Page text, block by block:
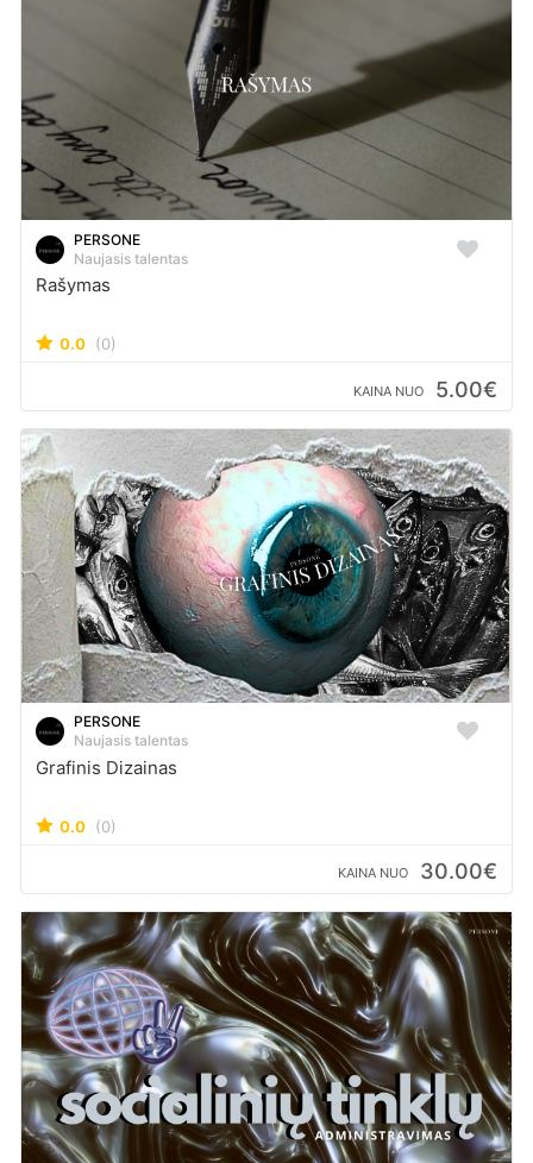
PERSONE
Naujasis talentas
Rašymas
0.0 (0)
KAINA NUO 5.00€
PERSONE
Naujasis talentas
Grafinis Dizainas
0.0 (0)
KAINA NUO 30.00€